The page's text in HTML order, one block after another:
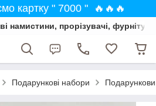
картку " 7000 " 🔥🔥🔥
намистини, прорізувачі,
Подарункові набори